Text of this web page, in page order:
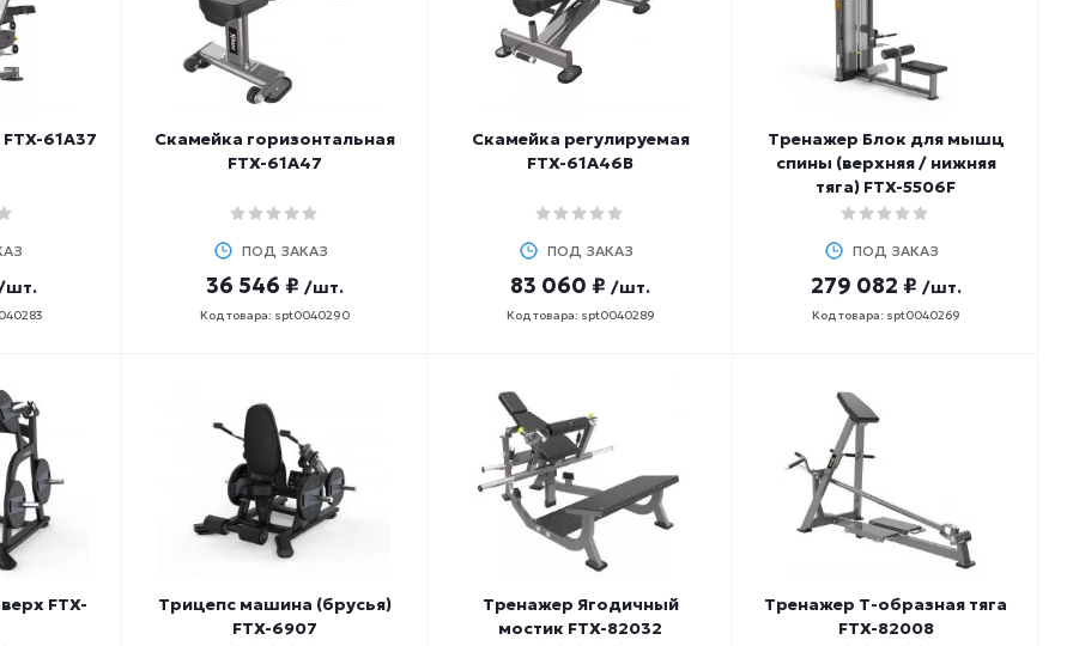
61A37
шт.
Скамейка горизонтальная
FTX-61A47
ПОД ЗАКАЗ
36 546 ₽ /шт.
Код товара: spt0040290
Скамейка регулируемая
FTX-61A46B
ПОД ЗАКАЗ
83 060 ₽ /шт.
Код товара: spt0040289
Тренажер Блок для мышц
спины (верхняя / нижняя
тяга) FTX-5506F
ПОД ЗАКАЗ
279 082 ₽ /шт.
Код товара: spt0040269
FTX-
Трицепс машина (брусья)
FTX-6907
Тренажер Ягодичный
мостик FTX-82032
Тренажер Т-образная тяга
FTX-82008